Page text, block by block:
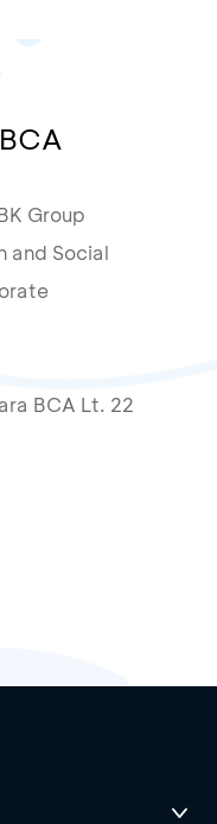
Group
and Social
BCA Lt. 22